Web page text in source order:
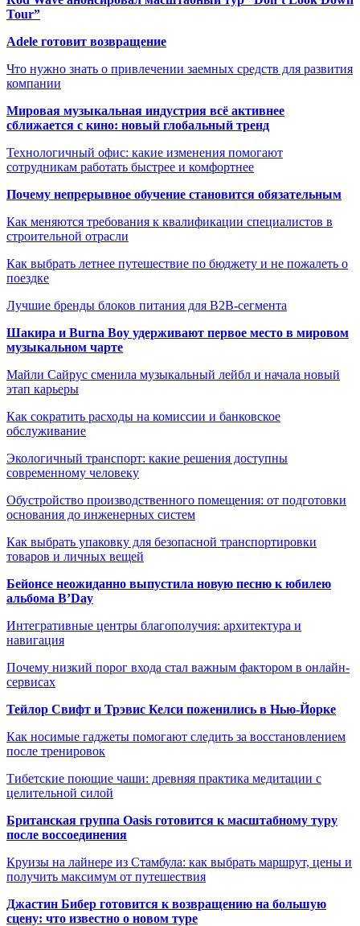
Tour”
Adele готовит возвращение
Что нужно знать о привлечении заемных средств для развития
компании
Мировая музыкальная индустрия всё активнее
сближается с кино: новый глобальный тренд
Технологичный офис: какие изменения помогают
сотрудникам работать быстрее и комфортнее
Почему непрерывное обучение становится обязательным
Как меняются требования к квалификации специалистов в
строительной отрасли
Как выбрать летнее путешествие по бюджету и не пожалеть о
поездке
Лучшие бренды блоков питания для B2B-сегмента
Шакира и Burna Boy удерживают первое место в мировом
музыкальном чарте
Майли Сайрус сменила музыкальный лейбл и начала новый
этап карьеры
Как сократить расходы на комиссии и банковское
обслуживание
Экологичный транспорт: какие решения доступны
современному человеку
Обустройство производственного помещения: от подготовки
основания до инженерных систем
Как выбрать упаковку для безопасной транспортировки
товаров и личных вещей
Бейонсе неожиданно выпустила новую песню к юбилею
альбома B’Day
Интегративные центры благополучия: архитектура и
навигация
Почему низкий порог входа стал важным фактором в онлайн-
сервисах
Тейлор Свифт и Трэвис Келси поженились в Нью-Йорке
Как носимые гаджеты помогают следить за восстановлением
после тренировок
Тибетские поющие чаши: древняя практика медитации с
целительной силой
Британская группа Oasis готовится к масштабному туру
после воссоединения
Круизы на лайнере из Стамбула: как выбрать маршрут, цены и
получить максимум от путешествия
Джастин Бибер готовится к возвращению на большую
сцену: что известно о новом туре